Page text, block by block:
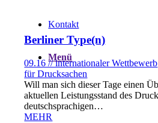
Kontakt
Menü
Berliner Type(n)
09.16 // internationaler Wettbewerb
für Drucksachen
Will man sich dieser Tage einen
aktuellen Leistungsstand des
deutschsprachigen…
MEHR